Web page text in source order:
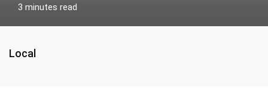
3 minutes read
Local